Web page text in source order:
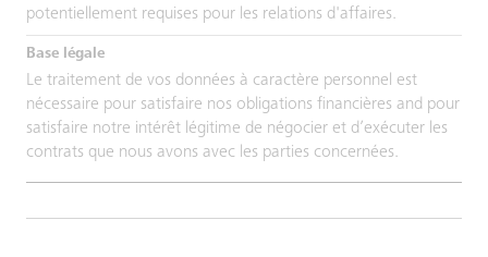
potentiellement requises pour les relations d'affaires.
Le traitement de vos données à caractère personnel est
nécessaire pour satisfaire nos obligations financières and pour
satisfaire notre intérêt légitime de négocier et d’exécuter les
contrats que nous avons avec les parties concernées.